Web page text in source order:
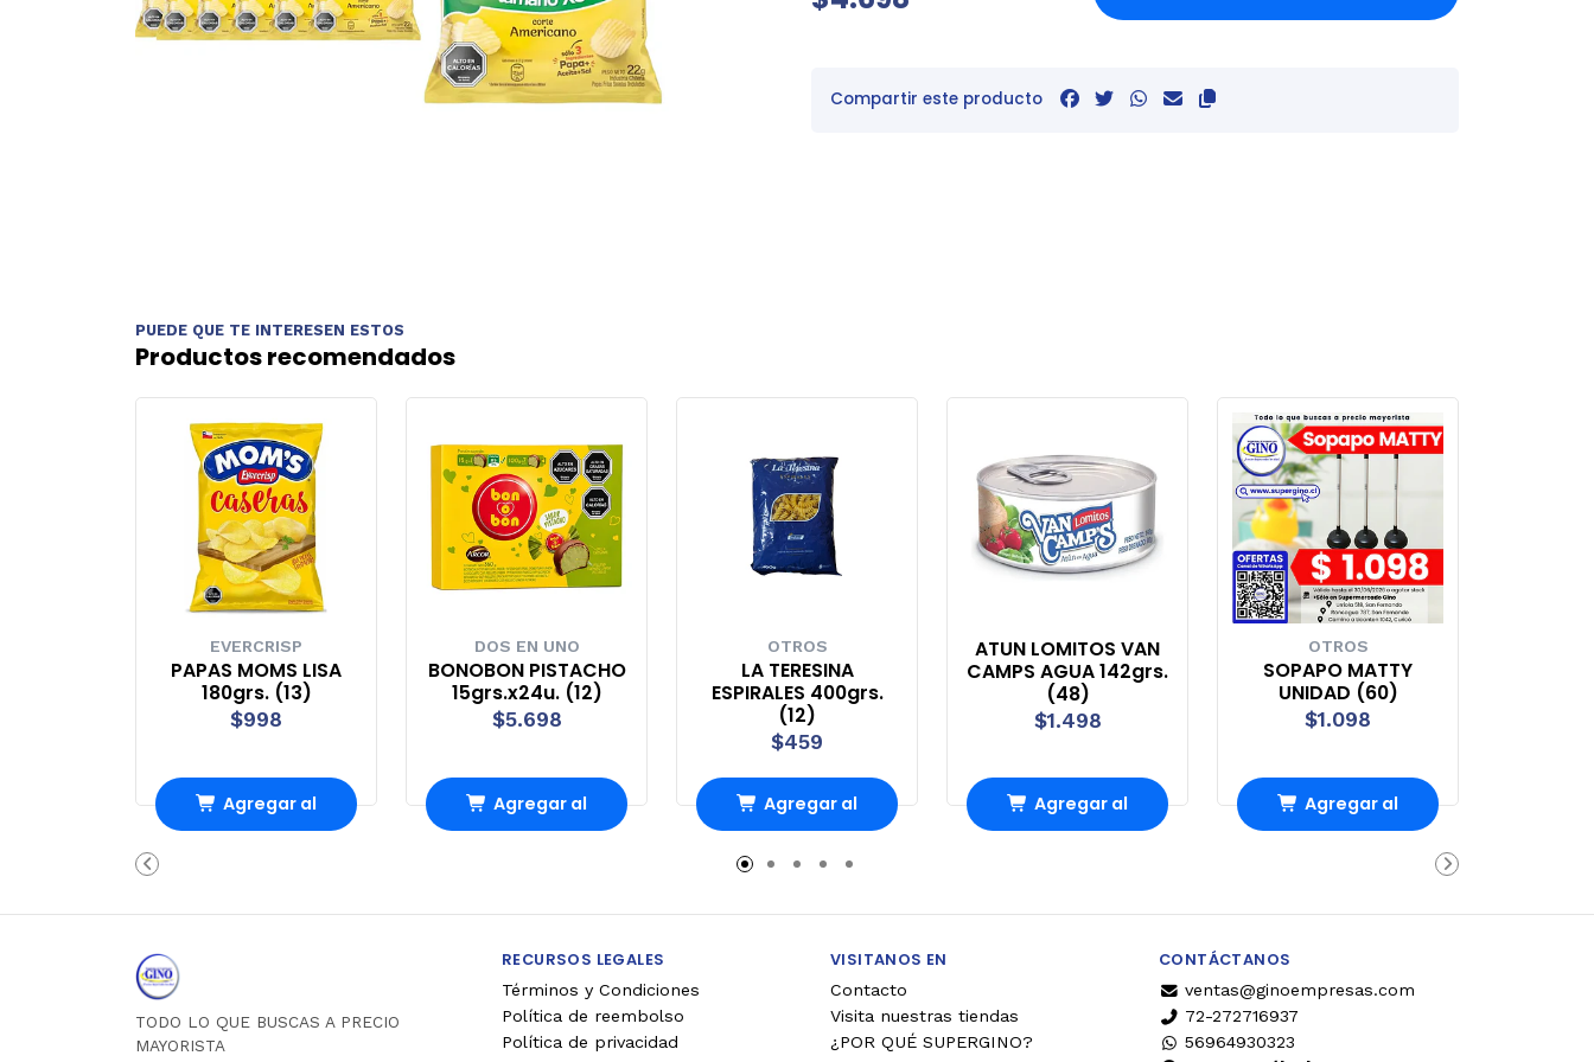
Compartir este producto
PUEDE QUE TE INTERESEN ESTOS
Productos recomendados
EVERCRISP
PAPAS MOMS LISA
180grs. (13)
$998
Agregar al
DOS EN UNO
BONOBON PISTACHO
15grs.x24u. (12)
$5.698
Agregar al
OTROS
LA TERESINA
ESPIRALES 400grs.
(12)
$459
Agregar al
Carro
ATUN LOMITOS VAN
CAMPS AGUA 142grs.
(48)
$1.498
Agregar al
OTROS
SOPAPO MATTY
UNIDAD (60)
$1.098
Agregar al
TODO LO QUE BUSCAS A PRECIO
MAYORISTA
RECURSOS LEGALES
Términos y Condiciones
Política de reembolso
Política de privacidad
VISITANOS EN
Contacto
Visita nuestras tiendas
¿POR QUÉ SUPERGINO?
CONTÁCTANOS
ventas@ginoempresas.com
72-272716937
56964930323